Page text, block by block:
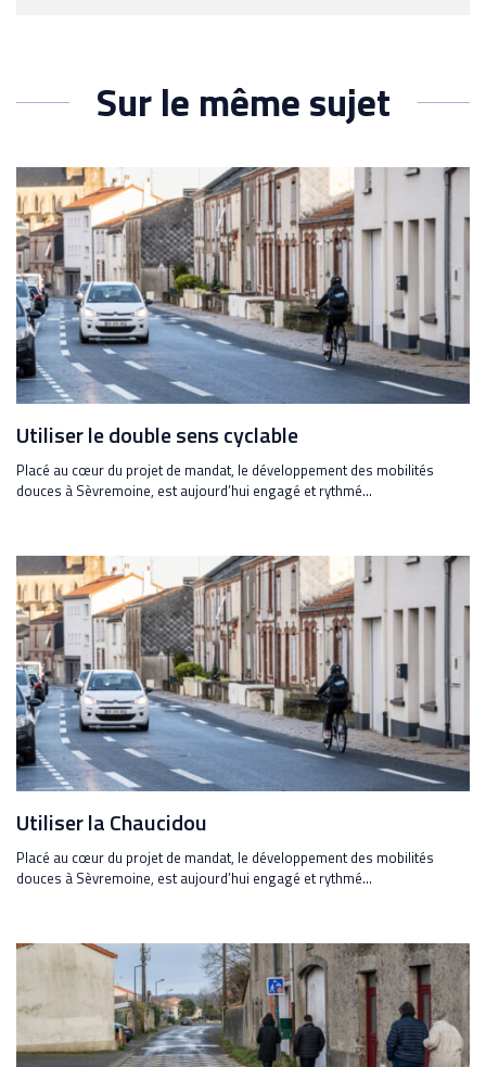
Sur le même sujet
Utiliser le double sens cyclable
Placé au cœur du projet de mandat, le développement des mobilités
douces à Sèvremoine, est aujourd’hui engagé et rythmé...
Utiliser la Chaucidou
Placé au cœur du projet de mandat, le développement des mobilités
douces à Sèvremoine, est aujourd’hui engagé et rythmé...